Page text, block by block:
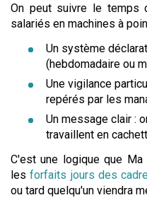
On peut suivre le temps
salariés en machines à
Un système
(hebdomadaire ou
Une vigilance
repérés par les
Un message clair :
travaillent en
C'est une logique que
lesforfaits jours des
ou tard quelqu'un viendra